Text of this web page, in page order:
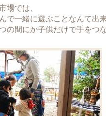
場では、
で一緒に遊ぶことなんて出
の間にか子供だけで手をつ